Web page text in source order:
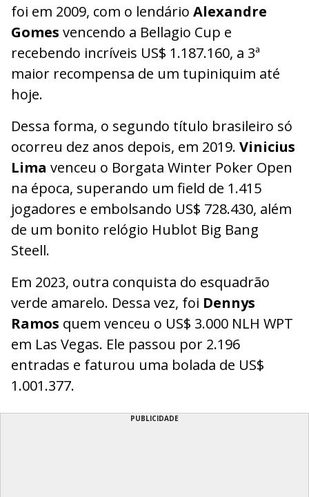
foi em 2009, com o lendário Alexandre
Gomes vencendo a Bellagio Cup e
recebendo incríveis US$ 1.187.160, a 3ª
maior recompensa de um tupiniquim até
hoje.
Dessa forma, o segundo título brasileiro só
ocorreu dez anos depois, em 2019. Vinicius
Lima venceu o Borgata Winter Poker Open
na época, superando um field de 1.415
jogadores e embolsando US$ 728.430, além
de um bonito relógio Hublot Big Bang
Steell.
Em 2023, outra conquista do esquadrão
verde amarelo. Dessa vez, foi Dennys
Ramos quem venceu o US$ 3.000 NLH WPT
em Las Vegas. Ele passou por 2.196
entradas e faturou uma bolada de US$
1.001.377.
PUBLICIDADE